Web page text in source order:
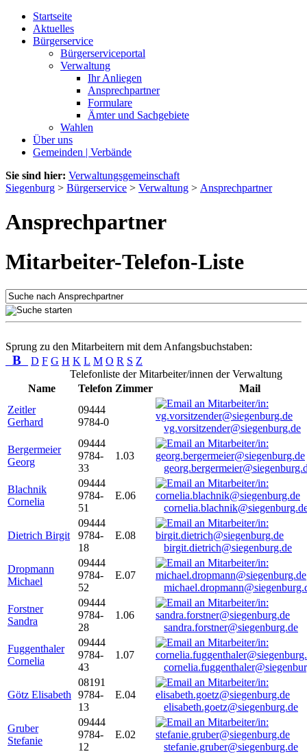
Startseite
Aktuelles
Bürgerservice
Bürgerserviceportal
Verwaltung
Ihr Anliegen
Ansprechpartner
Formulare
Ämter und Sachgebiete
Wahlen
Über uns
Gemeinden | Verbände
Sie sind hier: Verwaltungsgemeinschaft
Siegenburg > Bürgerservice > Verwaltung > Ansprechpartner
Ansprechpartner
Mitarbeiter-Telefon-Liste
Sprung zu den Mitarbeitern mit dem Anfangsbuchstaben:
B D F G H K L M O R S Z
Telefonliste der Mitarbeiter/innen der Verwaltung
Name
Telefon Zimmer
Mail
Zeitler
Gerhard
09444
9784-0
vg.vorsitzender@siegenburg.de
Bergermeier
Georg
09444
9784-
33
1.03
Blachnik
Cornelia
09444
9784-
51
E.06
Dietrich Birgit
09444
9784-
18
E.08
birgit.dietrich@siegenburg.de
Dropmann
Michael
09444
9784-
52
E.07
Forstner
Sandra
09444
9784-
28
1.06
sandra.forstner@siegenburg.de
Fuggenthaler
Cornelia
09444
9784-
43
1.07
Götz Elisabeth
08191
9784-
13
E.04
elisabeth.goetz@siegenburg.de
Gruber
Stefanie
09444
9784-
12
E.02
stefanie.gruber@siegenburg.de